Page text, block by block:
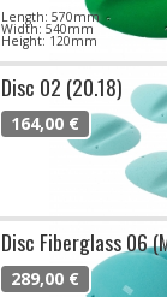
Length: 570mm
Width: 540mm
Height: 120mm
Disc 02 (20.18)
164,00 €
Disc Fiberglass 06
289,00 €